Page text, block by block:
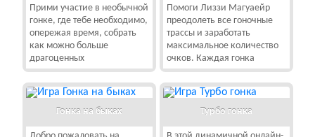
Прими участие в необычной
гонке, где тебе необходимо,
опережая время, собрать
как можно больше
драгоценных
Помоги Лиззи Магуаейр
преодолеть все гоночные
трассы и заработать
максимальное количество
очков. Каждая гонка
Гонка на быках Турбо гонка